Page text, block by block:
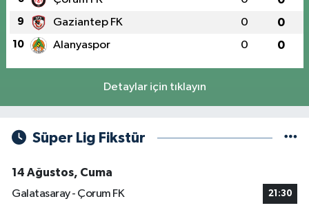
9 Gaziantep FK 0 0
10 Alanyaspor 0 0
Detaylar için tıklayın
Süper Lig Fikstür
14 Ağustos, Cuma
Galatasaray - Çorum FK
21:30